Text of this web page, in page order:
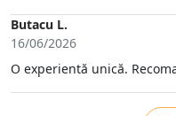
Butacu L.
16/06/2026
O experientă unică.